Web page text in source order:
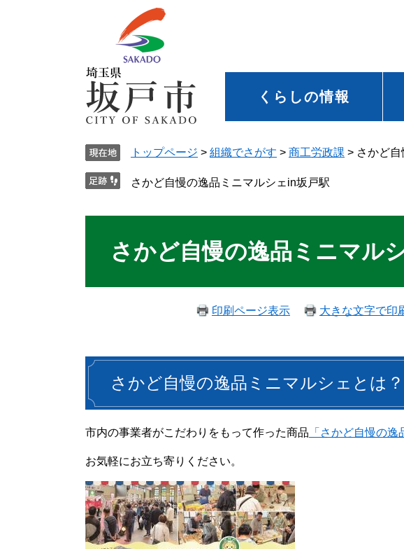
くらしの情報
トップページ > 組織でさがす > 商工労政課 > さかど
さかど自慢の逸品ミニマルシェin坂戸駅
さかど自慢の逸品ミニマル
印刷ページ表示 大きな文字で印
さかど自慢の逸品ミニマルシェとは？
市内の事業者がこだわりをもって作った商品 「さかど自慢の逸
お気軽にお立ち寄りください。